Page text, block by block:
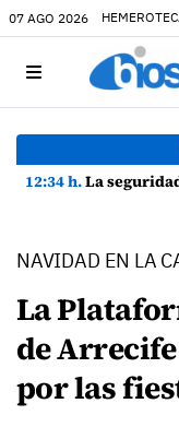
07 AGO 2026
12:34 h.La seguridad y la
NAVIDAD EN LA
La
de Arrecife
por las